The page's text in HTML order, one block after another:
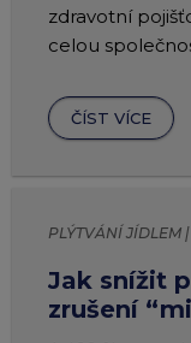
zdravotní
celou
ČÍST VÍCE
PLÝTVÁNÍ JÍDLEM
Jak snížit
zrušení